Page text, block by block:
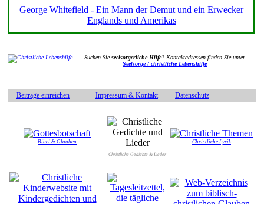
George Whitefield - Ein Mann der Demut und ein Erwecker
Englands und Amerikas
Suchen Sieseelsorgerliche Hilfe? Kontaktadressen finden Sie unter
Seelsorge / christliche Lebenshilfe
Beiträge einreichen Impressum & Kontakt Datenschutz
Bibel & Glauben
Christliche Gedichte & Lieder
Christliche Lyrik